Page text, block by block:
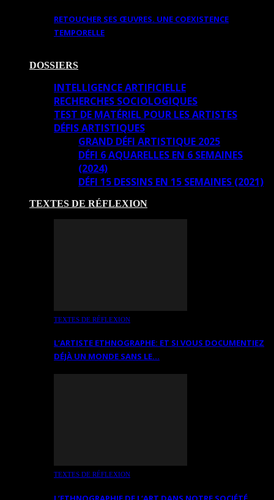
RETOUCHER SES ŒUVRES. UNE COEXISTENCE
TEMPORELLE
DOSSIERS
INTELLIGENCE ARTIFICIELLE
RECHERCHES SOCIOLOGIQUES
TEST DE MATÉRIEL POUR LES ARTISTES
DÉFIS ARTISTIQUES
GRAND DÉFI ARTISTIQUE 2025
DÉFI 6 AQUARELLES EN 6 SEMAINES
(2024)
DÉFI 15 DESSINS EN 15 SEMAINES (2021)
TEXTES DE RÉFLEXION
TEXTES DE RÉFLEXION
L’ARTISTE ETHNOGRAPHE: ET SI VOUS DOCUMENTIEZ
DÉJÀ UN MONDE SANS LE…
TEXTES DE RÉFLEXION